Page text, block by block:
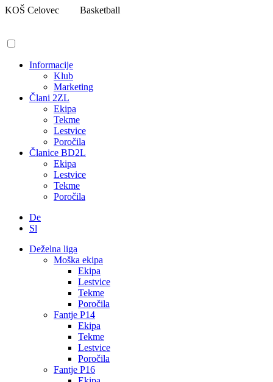
Pojdi
KOŠ Celovec Basketball
Informacije
Klub
Marketing
Člani 2ZL
Ekipa
Tekme
Lestvice
Poročila
Članice BD2L
Ekipa
Lestvice
Tekme
Poročila
De
Sl
Deželna liga
Moška ekipa
Ekipa
Lestvice
Tekme
Poročila
Fantje P14
Ekipa
Tekme
Lestvice
Poročila
Fantje P16